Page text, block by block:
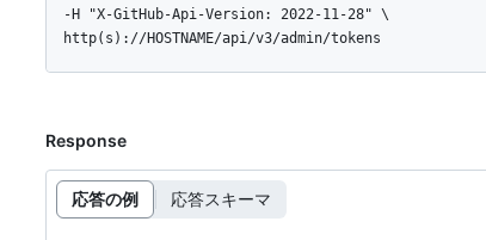
  http(s)://HOSTNAME/api/v3/admin/tokens
Response
応答の例 応答スキーマ